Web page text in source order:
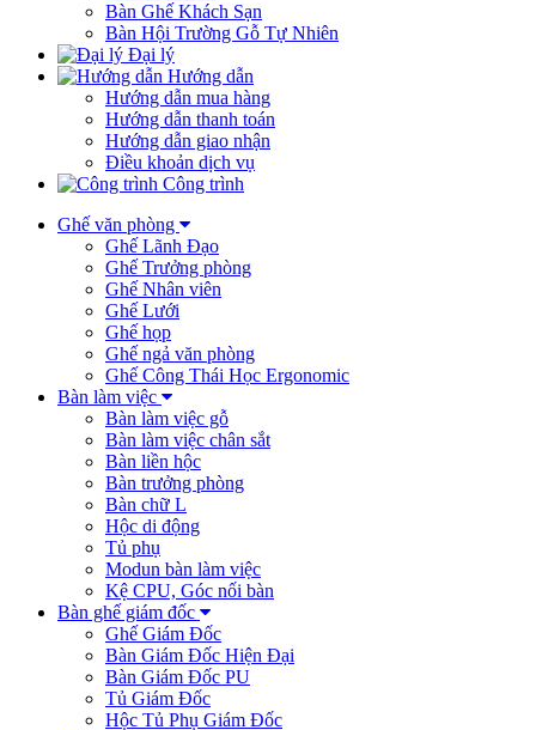
Bàn Ghế Khách Sạn
Bàn Hội Trường Gỗ Tự Nhiên
Đại lý
Hướng dẫn
Hướng dẫn mua hàng
Hướng dẫn thanh toán
Hướng dẫn giao nhận
Điều khoản dịch vụ
Công trình
Ghế văn phòng
Ghế Lãnh Đạo
Ghế Trưởng phòng
Ghế Nhân viên
Ghế Lưới
Ghế họp
Ghế ngả văn phòng
Ghế Công Thái Học Ergonomic
Bàn làm việc
Bàn làm việc gỗ
Bàn làm việc chân sắt
Bàn liền hộc
Bàn trưởng phòng
Bàn chữ L
Hộc di động
Tủ phụ
Modun bàn làm việc
Kệ CPU, Góc nối bàn
Bàn ghế giám đốc
Ghế Giám Đốc
Bàn Giám Đốc Hiện Đại
Bàn Giám Đốc PU
Tủ Giám Đốc
Hộc Tủ Phụ Giám Đốc